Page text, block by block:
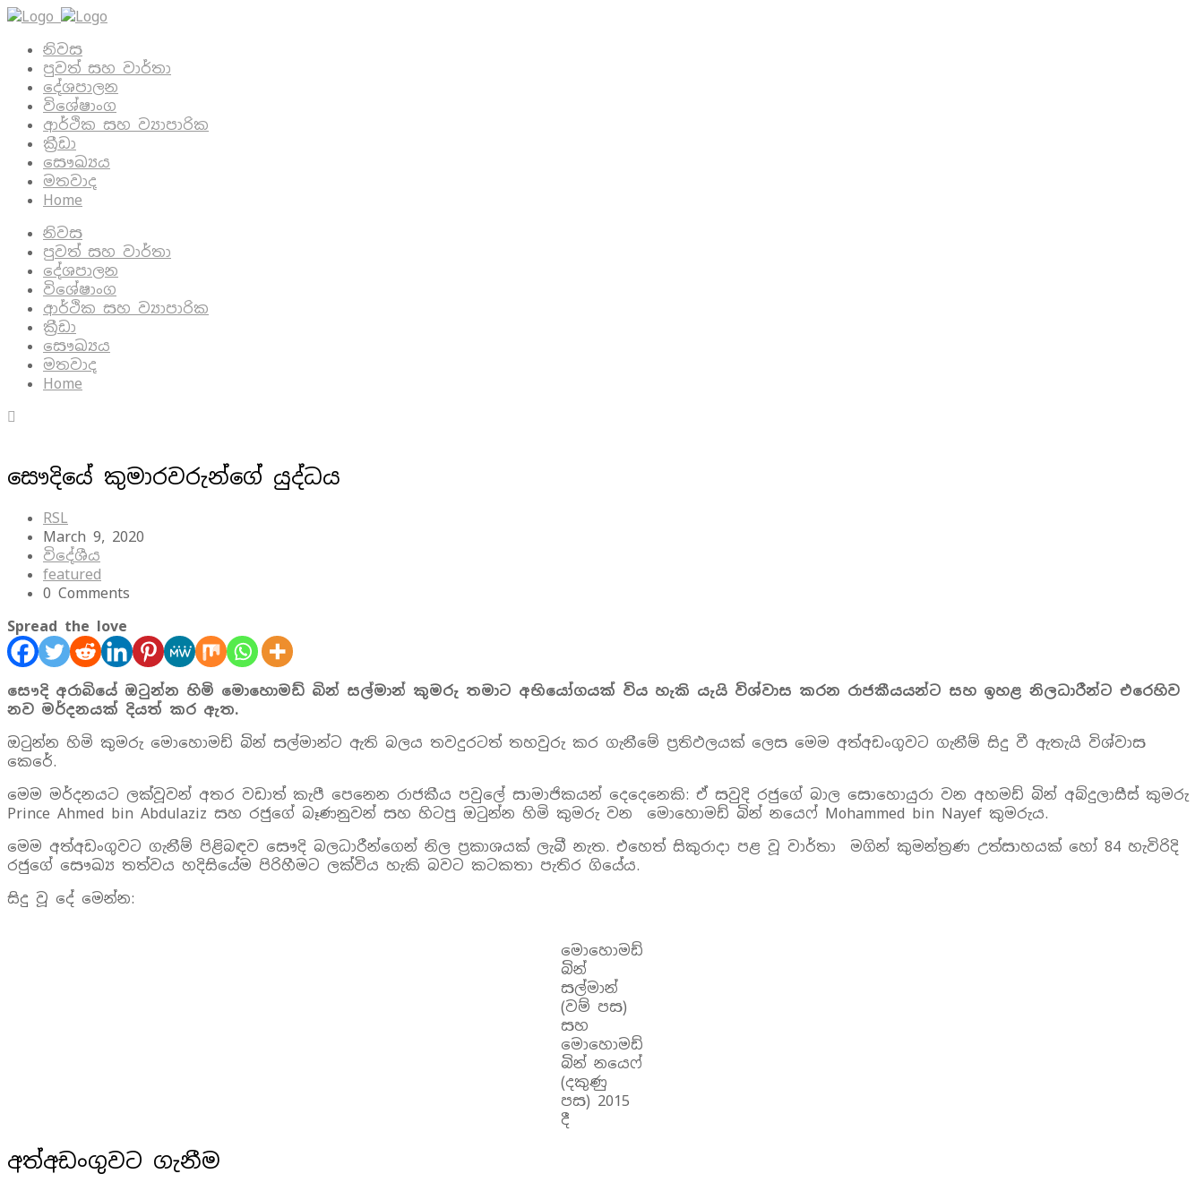
නිවස
පුවත් සහ වාර්තා
දේශපාලන
විශේෂාංග
ආර්ථික සහ ව්‍යාපාරික
ක්‍රීඩා
සෞඛ්‍යය
මතවාද
Home
නිවස
පුවත් සහ වාර්තා
දේශපාලන
විශේෂාංග
ආර්ථික සහ ව්‍යාපාරික
ක්‍රීඩා
සෞඛ්‍යය
මතවාද
Home
සෞදියේ කුමාරවරුන්ගේ යුද්ධය
RSL
March 9, 2020
විදේශීය
featured
0 Comments
Spread the love
සෞදි අරාබියේ ඔටුන්න හිමි මොහොමඩ් බින් සල්මාන් කුමරු තමාට අභියෝගයක් විය හැකි යැයි විශ්වාස කරන රාජකීයයන්ට සහ ඉහළ නිලධාරීන්ට එරෙහිව
නව මර්දනයක් දියත් කර ඇත.
ඔටුන්න හිමි කුමරු මොහොමඩ් බින් සල්මාන්ට ඇති බලය තවදුරටත් තහවුරු කර ගැනීමේ ප්‍රතිඵලයක් ලෙස මෙම අත්අඩංගුවට ගැනීම් සිදු වී ඇතැයි විශ්වාස
කෙරේ.
මෙම මර්දනයට ලක්වූවන් අතර වඩාත් කැපී පෙනෙන රාජකීය පවුලේ සාමාජිකයන් දෙදෙනෙකි: ඒ සවුදි රජුගේ බාල සොහොයුරා වන අහමඩ් බින් අබ්දුලාසීස් කුමරු
Prince Ahmed bin Abdulaziz සහ රජුගේ බෑණනුවන් සහ හිටපු ඔටුන්න හිමි කුමරු වන මොහොමඩ් බින් නයෙෆ් Mohammed bin Nayef කුමරුය.
මෙම අත්අඩංගුවට ගැනීම් පිළිබඳව සෞදි බලධාරීන්ගෙන් නිල ප්‍රකාශයක් ලැබී නැත. එහෙත් සිකුරාදා පළ වූ වාර්තා මගින් කුමන්ත්‍රණ උත්සාහයක් හෝ 84 හැවිරිදි
රජුගේ සෞඛ්‍ය තත්වය හදිසියේම පිරිහීමට ලක්විය හැකි බවට කටකතා පැතිර ගියේය.
සිදු වූ දේ මෙන්න:
මොහොමඩ්
බින්
සල්මාන්
(වම් පස)
සහ
මොහොමඩ්
බින් නයෙෆ්
(දකුණු
පස) 2015
දී
අත්අඩංගුවට ගැනීම